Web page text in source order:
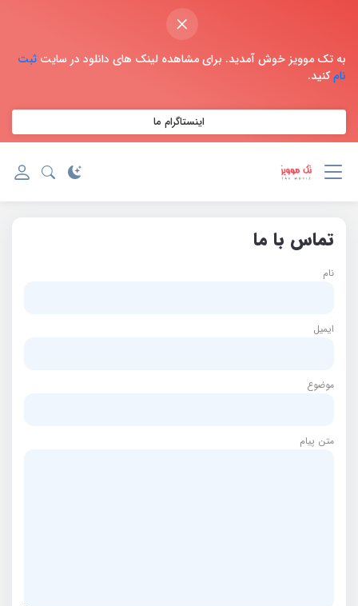
×
به تک موویز خوش آمدید. برای مشاهده لینک های دانلود در سایت ثبت
نامکنید.
اینستاگرام ما
تماس با ما
نام
ایمیل
موضوع
متن پیام